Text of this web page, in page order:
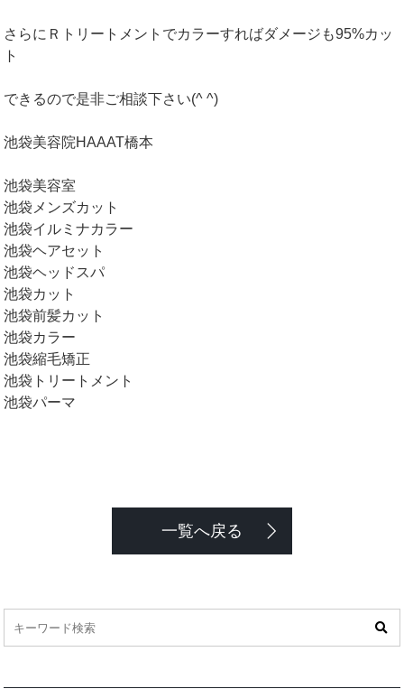
さらにＲトリートメントでカラーすればダメージも95%カッ
ト
できるので是非ご相談下さい(^ ^)
池袋美容院HAAAT橋本
池袋美容室
池袋メンズカット
池袋イルミナカラー
池袋ヘアセット
池袋ヘッドスパ
池袋カット
池袋前髪カット
池袋カラー
池袋縮毛矯正
池袋トリートメント
池袋パーマ
一覧へ戻る